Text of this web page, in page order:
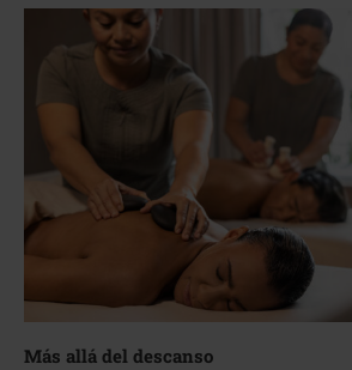
Más allá del descanso